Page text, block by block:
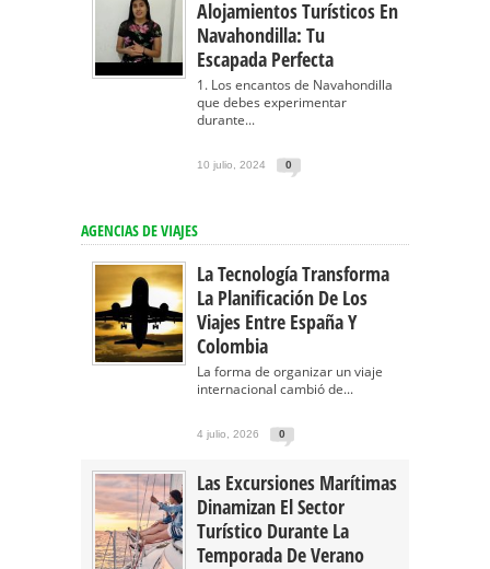
Alojamientos Turísticos En
Navahondilla: Tu
Escapada Perfecta
1. Los encantos de Navahondilla
que debes experimentar
durante...
10 julio, 2024 0
AGENCIAS DE VIAJES
La Tecnología Transforma
La Planificación De Los
Viajes Entre España Y
Colombia
La forma de organizar un viaje
internacional cambió de...
4 julio, 2026 0
Las Excursiones Marítimas
Dinamizan El Sector
Turístico Durante La
Temporada De Verano